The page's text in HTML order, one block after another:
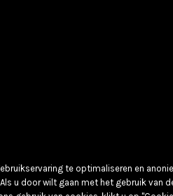
te optimaliseren en
u door wilt gaan met het gebruik van